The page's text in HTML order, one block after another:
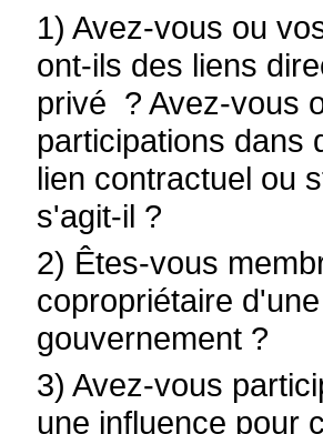
1) Avez-vous ou
ont-ils des liens
privé ? Avez-vous
participations dans
lien contractuel ou
s'agit-il ?
2) Êtes-vous
copropriétaire
gouvernement ?
3) Avez-vous
une influence pour